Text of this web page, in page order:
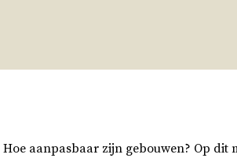
Hoe aanpasbaar zijn gebouwen? Op dit